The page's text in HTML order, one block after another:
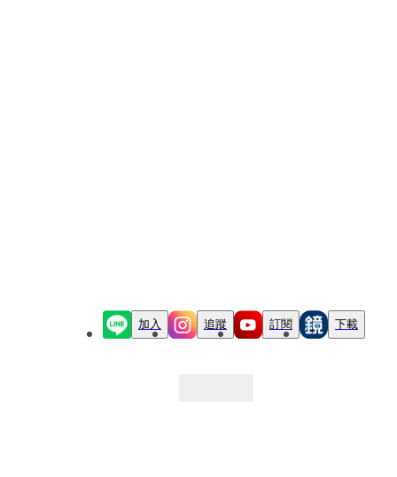
加入 追蹤 訂閱 下載